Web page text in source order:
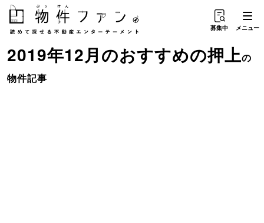
募集中 メニュー
2019年12月のおすすめの押上の
物件記事